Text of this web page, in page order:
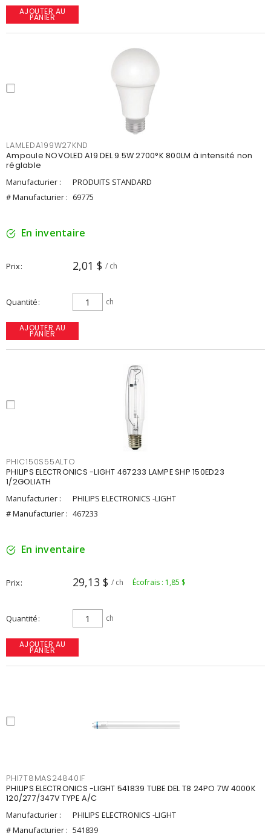
AJOUTER AU
PANIER
LAMLEDA199W27KND
Ampoule NOVOLED A19 DEL 9.5W 2700°K 800LM à intensité non
réglable
Manufacturier :
PRODUITS STANDARD
# Manufacturier : 69775
En inventaire
Prix 2,01 $ / ch
Quantité ch
AJOUTER AU
PANIER
PHIC150S55ALTO
PHILIPS ELECTRONICS -LIGHT 467233 LAMPE SHP 150ED23
1/2GOLIATH
Manufacturier :
PHILIPS ELECTRONICS -LIGHT
# Manufacturier : 467233
En inventaire
Prix 29,13 $ / ch Écofrais : 1,85 $
Quantité ch
AJOUTER AU
PANIER
PHI7T8MAS24840IF
PHILIPS ELECTRONICS -LIGHT 541839 TUBE DEL T8 24PO 7W 4000K
120/277/347V TYPE A/C
Manufacturier :
PHILIPS ELECTRONICS -LIGHT
# Manufacturier : 541839